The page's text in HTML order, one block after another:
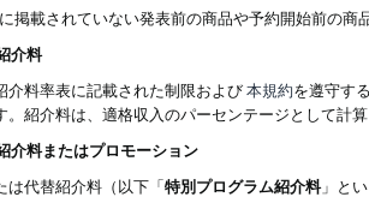
掲載されていない発表前の商品や予約開始前の商
介料
介料率表に記載された制限および本規約を遵守す
。紹介料は、適格収入のパーセンテージとして計
介料またはプロモーション
は代替紹介料（以下「特別プログラム紹介料」と